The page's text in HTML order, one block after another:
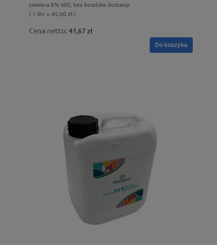
zawiera 8% VAT, bez kosztów dostawy
( 1 litr = 45,00 zł )
Cena netto: 41,67 zł
Do koszyka